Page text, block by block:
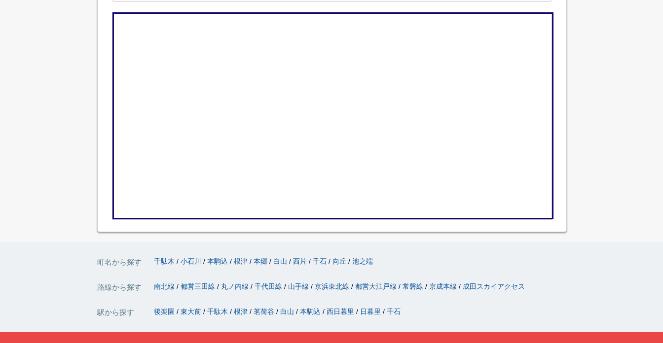
町名から探す 千駄木 小石川 本駒込 根津 本郷 白山 西片 千石 向丘 池之端
路線から探す 南北線 都営三田線 丸ノ内線 千代田線 山手線 京浜東北線 都営大江戸線 常磐線 京成本線 成田スカイアクセス
駅から探す 後楽園 東大前 千駄木 根津 茗荷谷 白山 本駒込 西日暮里 日暮里 千石